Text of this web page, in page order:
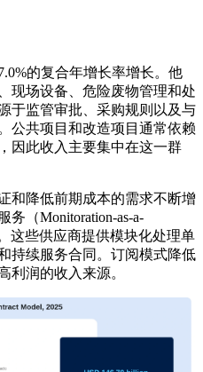
的复合年增长率增长。他
现场设备、危险废物管理和处
于监管审批、采购规则以及与
公共项目和改造项目通常依赖
因此收入主要集中在这一群
和降低前期成本的需求不断增
（Monitoration-as-a-
这些供应商提供模块化处理单
持续服务合同。订阅模式降低
利润的收入来源。